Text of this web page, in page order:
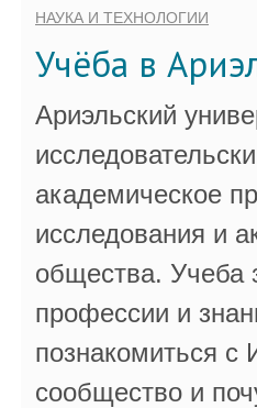
НАУКА И ТЕХНОЛОГИИ
Учёба в
Ариэльский
академическое
исследования и
общества. Учеба
профессии и
познакомиться с
сообщество и